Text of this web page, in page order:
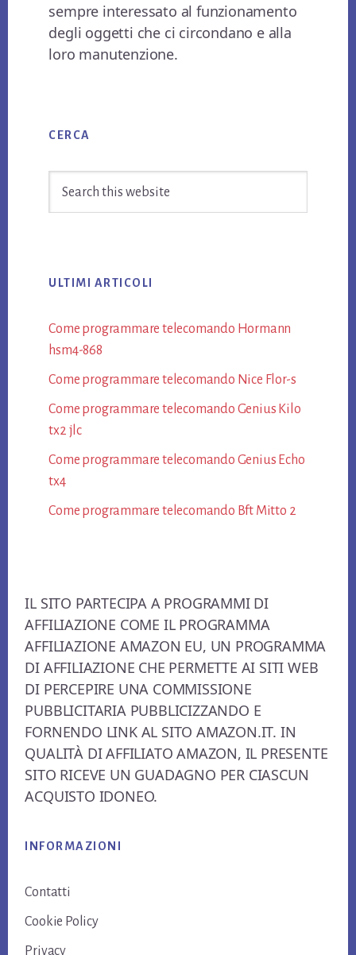
sempre interessato al funzionamento
degli oggetti che ci circondano e alla
loro manutenzione.
Sidebar
CERCA
ULTIMI ARTICOLI
Come programmare telecomando Hormann​
hsm4-868​
Come programmare telecomando Nice Flor-s​
Come programmare telecomando Genius Kilo
tx2 jlc​
Come programmare telecomando Genius Echo
tx4​
Come programmare telecomando Bft Mitto 2​
IL SITO PARTECIPA A PROGRAMMI DI
AFFILIAZIONE COME IL PROGRAMMA
AFFILIAZIONE AMAZON EU, UN PROGRAMMA
DI AFFILIAZIONE CHE PERMETTE AI SITI WEB
DI PERCEPIRE UNA COMMISSIONE
PUBBLICITARIA PUBBLICIZZANDO E
FORNENDO LINK AL SITO AMAZON.IT. IN
QUALITÀ DI AFFILIATO AMAZON, IL PRESENTE
SITO RICEVE UN GUADAGNO PER CIASCUN
ACQUISTO IDONEO.
INFORMAZIONI
Contatti
Cookie Policy
Privacy